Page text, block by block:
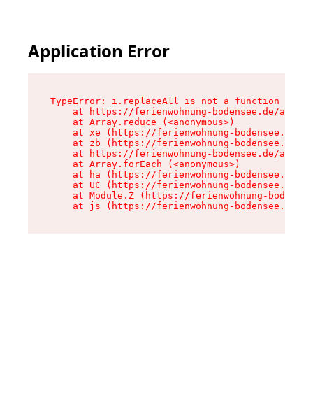
Application Error
TypeError: i.replaceAll is not a function
at https://ferienwohnung-bodensee.de/
    at Array.reduce (<anonymous>)
at xe (https://ferienwohnung-bodensee.de/
at zb (https://ferienwohnung-bodensee.de/
at https://ferienwohnung-bodensee.de/
    at Array.forEach (<anonymous>)
at ha (https://ferienwohnung-bodensee.de/
at UC (https://ferienwohnung-bodensee.de/
at Module.Z (https://ferienwohnung-
at js (https://ferienwohnung-bodensee.de/